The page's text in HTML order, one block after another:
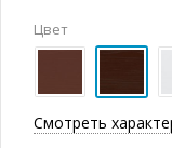
Цвет
Смотреть